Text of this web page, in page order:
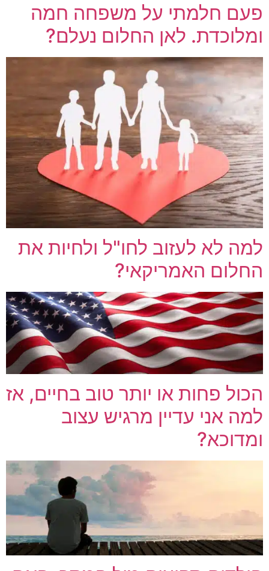
פעם חלמתי על משפחה חמה
ומלוכדת. לאן החלום נעלם?
למה לא לעזוב לחו"ל ולחיות את
החלום האמריקאי?
הכול פחות או יותר טוב בחיים, אז
למה אני עדיין מרגיש עצוב
ומדוכא?